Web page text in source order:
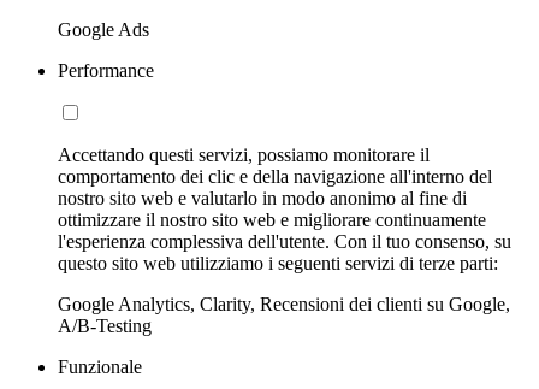
Google Ads
Performance
Accettando questi servizi, possiamo monitorare il
comportamento dei clic e della navigazione all'interno del
nostro sito web e valutarlo in modo anonimo al fine di
ottimizzare il nostro sito web e migliorare continuamente
l'esperienza complessiva dell'utente. Con il tuo consenso, su
questo sito web utilizziamo i seguenti servizi di terze parti:
Google Analytics, Clarity, Recensioni dei clienti su Google,
A/B-Testing
Funzionale